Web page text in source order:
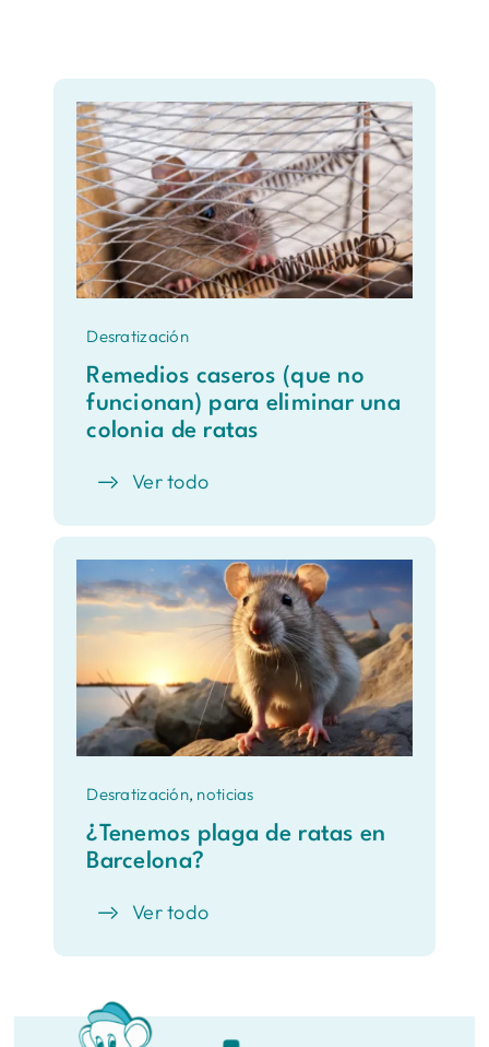
Desratización
Remedios caseros (que no
funcionan) para eliminar una
colonia de ratas
Ver todo
Desratización, noticias
¿Tenemos plaga de ratas en
Barcelona?
Ver todo